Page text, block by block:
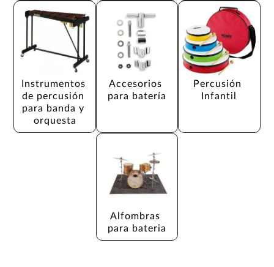
Instrumentos
de percusión
para banda y
orquesta
Accesorios
para batería
Percusión
Infantil
Alfombras
para bateria